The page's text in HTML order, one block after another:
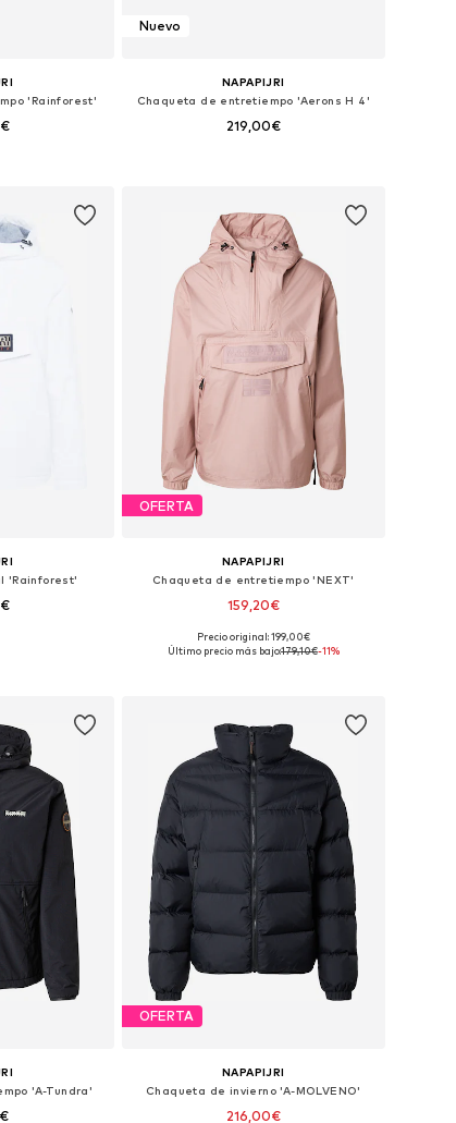
'Rainforest'
Nuevo
NAPAPIJRI
Chaqueta de entretiempo 'Aerons H 4'
219,00€
'Rainforest'
OFERTA
NAPAPIJRI
Chaqueta de entretiempo 'NEXT'
159,20€
+4
Tallas disponibles: S, M, L, XL, XXL
Precio original: 199,00€
Último precio más bajo:179,10€-11%
'A-Tundra'
OFERTA
NAPAPIJRI
Chaqueta de invierno 'A-MOLVENO'
216,00€